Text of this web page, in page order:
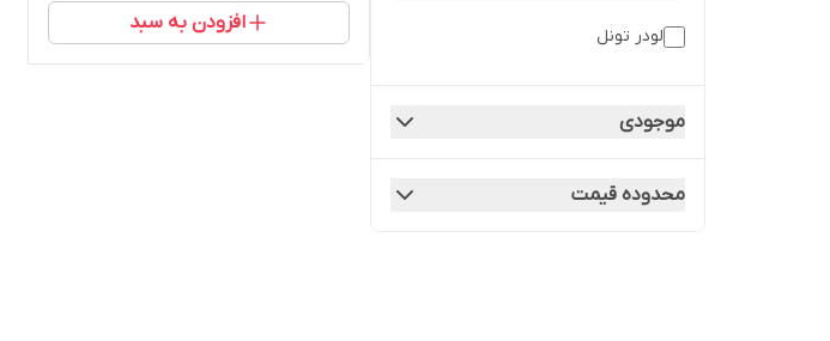
لودر تونل
موجودی
محدوده قیمت
افزودن به سبد